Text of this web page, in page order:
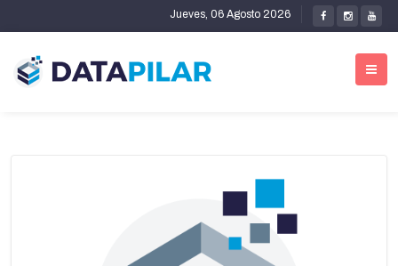
Jueves, 06 Agosto 2026